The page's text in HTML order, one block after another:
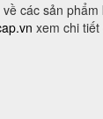
các sản
xem chi